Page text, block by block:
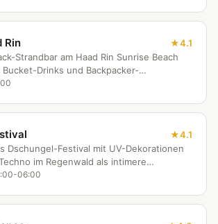
Rin
4.1
Strandbar am Haad Rin Sunrise Beach
Drinks und Backpacker-
4.1
Dschungel-Festival mit UV-Dekorationen
im Regenwald als intimere
Moon Party.
06:00